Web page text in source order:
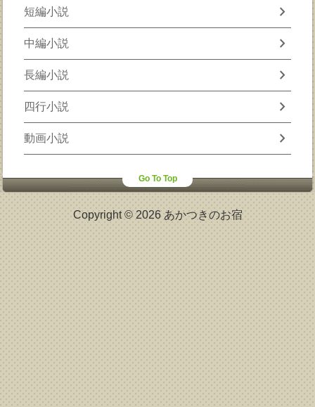
短編小説 chevron_right
中編小説 chevron_right
長編小説 chevron_right
四行小説 chevron_right
動画小説 chevron_right
Go To Top
Copyright © 2026 あかつきのお宿